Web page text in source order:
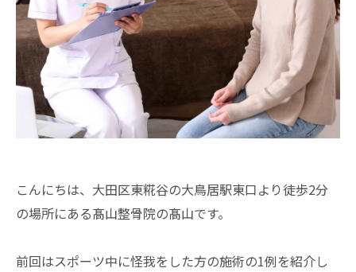
こんにちは、大田区東糀谷の大鳥居駅東口より徒歩2分
の場所にある髙山整骨院の髙山です。
前回はスポーツ中に怪我をした方の施術の1例を紹介し